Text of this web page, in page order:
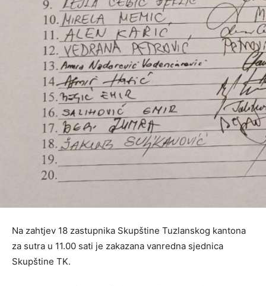
Na zahtjev 18 zastupnika Skupštine Tuzlanskog kantona
za sutra u 11.00 sati je zakazana vanredna sjednica
Skupštine TK.